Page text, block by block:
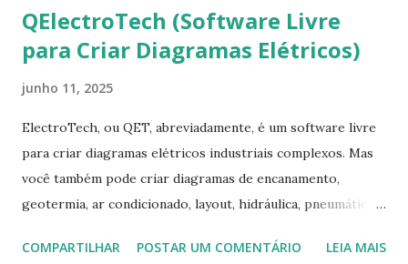
QElectroTech (Software Livre
para Criar Diagramas Elétricos)
junho 11, 2025
ElectroTech, ou QET, abreviadamente, é um software livre
para criar diagramas elétricos industriais complexos. Mas
você também pode criar diagramas de encanamento,
geotermia, ar condicionado, layout, hidráulica, pneumática,
Na última versão 0.100, a coleção contém mais de 8.000
COMPARTILHAR POSTAR UM COMENTÁRIO LEIA MAIS